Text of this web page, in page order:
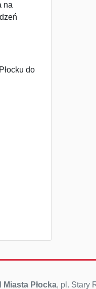
na
do
Miasta Płocka, pl. Stary